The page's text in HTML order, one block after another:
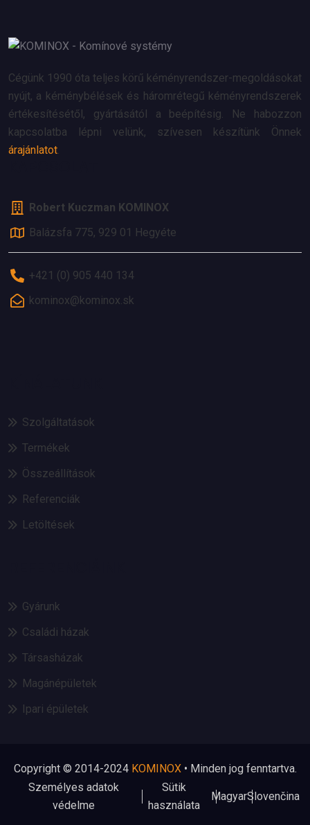
Cégünk 1990 óta teljes körű kéményrendszer-megoldásokat
nyújt, a kéménybélések és háromrétegű kéményrendszerek
értékesítésétől, gyártásától a beépítésig. Ne habozzon
kapcsolatba lépni velünk, szívesen készítünk Önnek
árajánlatot
Robert Kuczman KOMINOX
Balázsfa 775, 929 01 Hegyéte
+421 (0) 905 440 134
kominox@kominox.sk
Szolgáltatások
Termékek
Összeállítások
Referenciák
Letöltések
Gyárunk
Családi házak
Társasházak
Magánépületek
Ipari épületek
Copyright © 2014-2024 KOMINOX• Minden jog fenntartva.
Személyes adatok
védelme
Sütik
használata
MagyarSlovenčina